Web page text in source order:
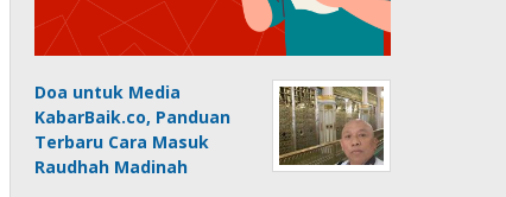
Doa untuk Media
KabarBaik.co, Panduan
Terbaru Cara Masuk
Raudhah Madinah